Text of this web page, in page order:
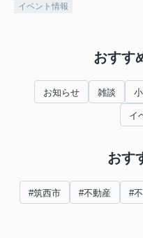
イベント情報
おすす
お知らせ 雑談
イ
おす
#筑西市 #不動産 #